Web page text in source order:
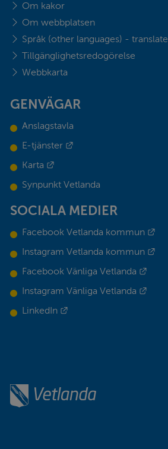
Om kakor
Om webbplatsen
Språk (other languages) - translate
Tillgänglighetsredogörelse
Webbkarta
GENVÄGAR
Anslagstavla
E-tjänster
Karta
Synpunkt Vetlanda
SOCIALA MEDIER
Facebook Vetlanda kommun
Instagram Vetlanda kommun
Facebook Vänliga Vetlanda
Instagram Vänliga Vetlanda
LinkedIn